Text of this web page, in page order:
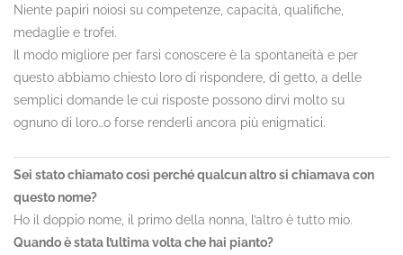
Niente papiri noiosi su competenze, capacità, qualifiche,
medaglie e trofei.
Il modo migliore per farsi conoscere è la spontaneità e per
questo abbiamo chiesto loro di rispondere, di getto, a delle
semplici domande le cui risposte possono dirvi molto su
ognuno di loro…o forse renderli ancora più enigmatici.
Sei stato chiamato così perché qualcun altro si chiamava con
questo nome?
Ho il doppio nome, il primo della nonna, l’altro è tutto mio.
Quando è stata l’ultima volta che hai pianto?